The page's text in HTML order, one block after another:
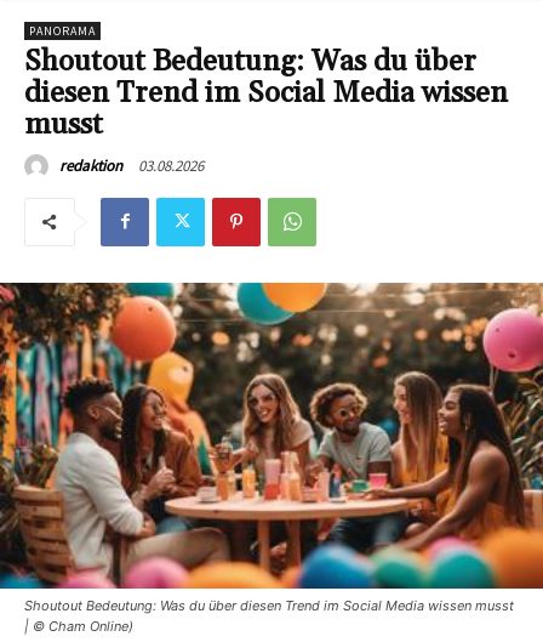
PANORAMA
Shoutout Bedeutung: Was du über
diesen Trend im Social Media wissen
musst
redaktion 03.08.2026
Shoutout Bedeutung: Was du über diesen Trend im Social Media wissen musst
| © Cham Online)